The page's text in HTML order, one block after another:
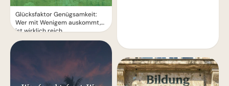
Glücksfaktor Genügsamkeit:
Wer mit Wenigem auskommt,
ist wirklich reich.